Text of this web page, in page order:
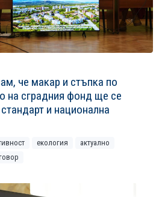
че макар и стъпка по
на сградния фонд ще се
и национална
екология
актуално